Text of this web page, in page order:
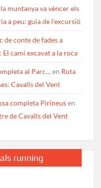
muntanya va vèncer els
a peu: guia de l’excursió
de conte de fades a
camí excavat a la roca
al Parc…en Ruta
Cavalls del Vent
completa Pirineusen
de Cavalls del Vent
running